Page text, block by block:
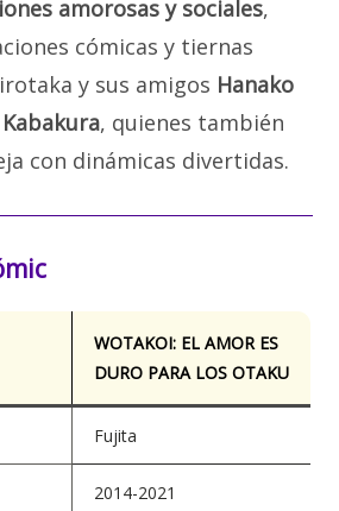
amorosas y sociales,
cómicas y tiernas
y sus amigos Hanako
, quienes también
con dinámicas divertidas.
WOTAKOI: EL AMOR ES
DURO PARA LOS OTAKU
Fujita
2014-2021